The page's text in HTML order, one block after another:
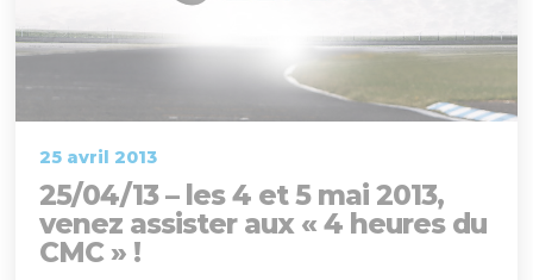
25 avril 2013
25/04/13 – les 4 et 5 mai 2013,
venez assister aux « 4 heures du
CMC » !